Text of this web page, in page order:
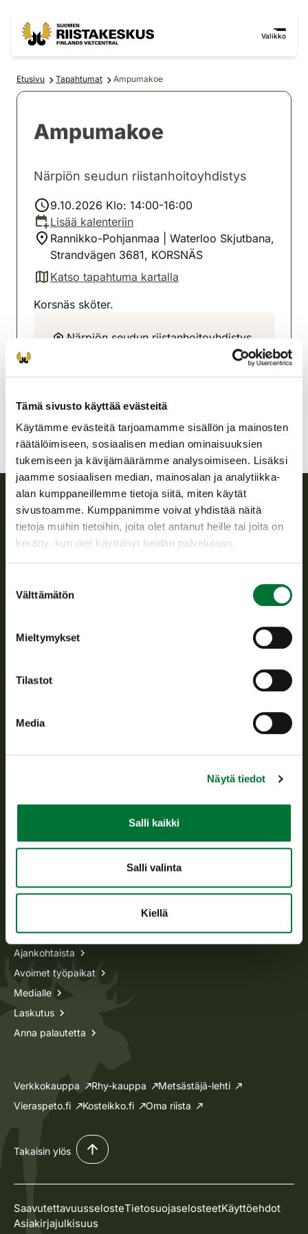
Tämä sivusto käyttää evästeitä
Käytämme evästeitä tarjoamamme sisällön ja mainosten
räätälöimiseen, sosiaalisen median ominaisuuksien
tukemiseen ja kävijämäärämme analysoimiseen. Lisäksi
jaamme sosiaalisen median, mainosalan ja analytiikka-
alan kumppaneillemme tietoja siitä, miten käytät
sivustoamme. Kumppanimme voivat yhdistää näitä
tietoja muihin tietoihin, joita olet antanut heille tai joita on
kerätty, kun olet käyttänyt heidän palvelujaan.
valinta
Välttämätön
Mieltymykset
Tilastot
Media
Näytä tiedot
Salli kaikki
Salli valinta
Kiellä
Valikko
Etusivu Tapahtumat Ampumakoe
Ampumakoe
Närpiön seudun riistanhoitoyhdistys
9.10.2026 Klo: 14:00-16:00
Lisää kalenteriin
Rannikko-Pohjanmaa | Waterloo Skjutbana,
Strandvägen 3681, KORSNÄS
Katso tapahtuma kartalla
(avautuu uuteen välilehteen)
Korsnäs sköter.
Närpiön seudun riistanhoitoyhdistys
Suomen riistakeskus
toimeenpanosta sekä vastaa sille säädetyistä julkisista
hallintotehtävistä.
asiakaspalvelu@riista.fi
Usein kysytyt kysymykset
Metsästyskortti-asiat
Ajankohtaista
Avoimet työpaikat
Medialle
Laskutus
Anna palautetta
Verkkokauppa Rhy-kauppa
Metsästäjä-lehti
Vieraspeto.fi
Kosteikko.fi Oma riista
Takaisin ylös
SaavutettavuusselosteTietosuojaselosteetKäyttöehdot
Asiakirjajulkisuus